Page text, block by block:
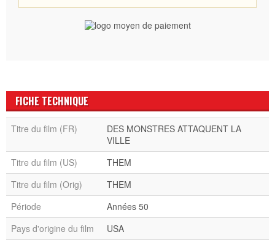
FICHE TECHNIQUE
Titre du film (FR)
DES MONSTRES ATTAQUENT LA
VILLE
Titre du film (US)
THEM
Titre du film (Orig)
THEM
Période
Années 50
Pays d'origine du film
USA